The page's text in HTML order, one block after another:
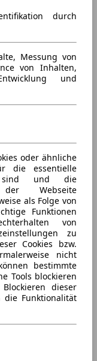
durch
Messung von
von Inhalten,
und
oder ähnliche
die essentielle
sind und die
der Webseite
als Folge von
Funktionen
von
zu
Cookies bzw.
nicht
bestimmte
Tools blockieren
dieser
die Funktionalität